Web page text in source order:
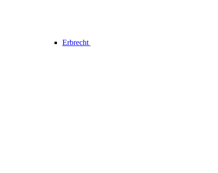
Erbrecht